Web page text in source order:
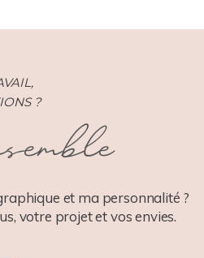
?
et ma personnalité ?
votre projet et vos envies.